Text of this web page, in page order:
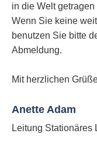
in die Welt
Wenn Sie keine
benutzen Sie bitte
Abmeldung.
Mit herzlichen
Anette Adam
Leitung Stationäres